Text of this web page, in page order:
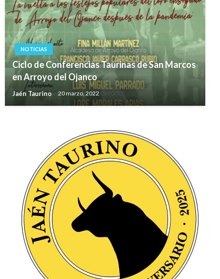
NOTICIAS
Ciclo de Conferencias Taurinas de San Marcos
en Arroyo del Ojanco
Jaén Taurino 20 marzo, 2022